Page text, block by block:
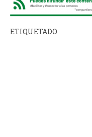
ETIQUETADO